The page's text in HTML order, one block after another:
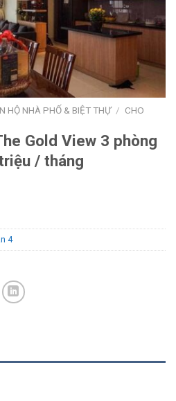
HỘ NHÀ PHỐ & BIỆT THỰ / CHO
Gold View 3 phòng
/ tháng
4